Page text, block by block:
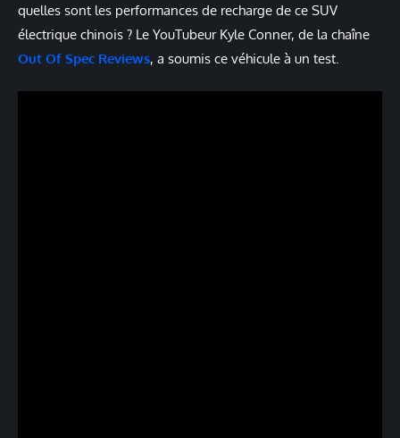
quelles sont les performances de recharge de ce SUV
électrique chinois ? Le YouTubeur Kyle Conner, de la chaîne
Out Of Spec Reviews, a soumis ce véhicule à un test.